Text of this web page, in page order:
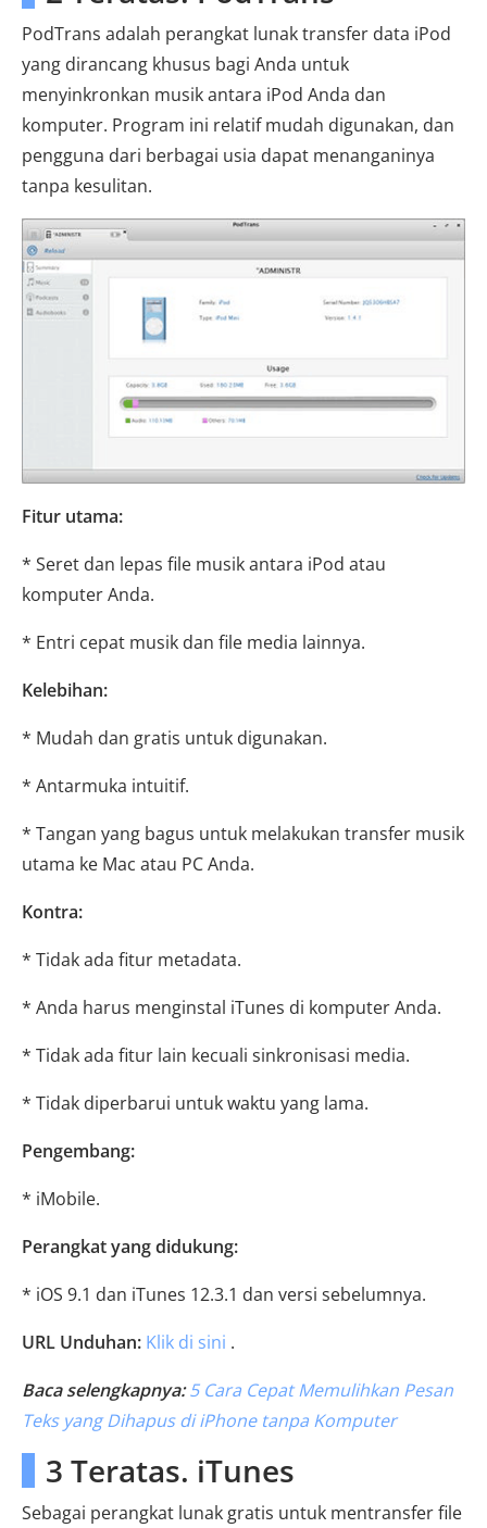
PodTrans adalah perangkat lunak transfer data iPod
yang dirancang khusus bagi Anda untuk
menyinkronkan musik antara iPod Anda dan
komputer. Program ini relatif mudah digunakan, dan
pengguna dari berbagai usia dapat menanganinya
tanpa kesulitan.
Fitur utama:
* Seret dan lepas file musik antara iPod atau
komputer Anda.
* Entri cepat musik dan file media lainnya.
Kelebihan:
* Mudah dan gratis untuk digunakan.
* Antarmuka intuitif.
* Tangan yang bagus untuk melakukan transfer musik
utama ke Mac atau PC Anda.
Kontra:
* Tidak ada fitur metadata.
* Anda harus menginstal iTunes di komputer Anda.
* Tidak ada fitur lain kecuali sinkronisasi media.
* Tidak diperbarui untuk waktu yang lama.
Pengembang:
* iMobile.
Perangkat yang didukung:
* iOS 9.1 dan iTunes 12.3.1 dan versi sebelumnya.
URL Unduhan: Klik di sini .
Baca selengkapnya: 5 Cara Cepat Memulihkan Pesan
Teks yang Dihapus di iPhone tanpa Komputer
3 Teratas. iTunes
Sebagai perangkat lunak gratis untuk mentransfer file